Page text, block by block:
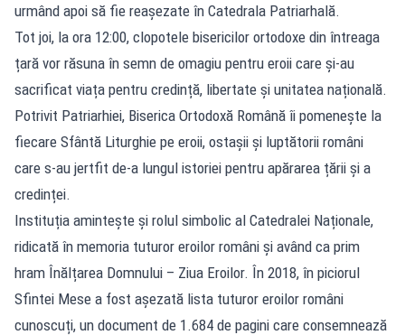
urmând apoi să fie reașezate în Catedrala Patriarhală.
Tot joi, la ora 12:00, clopotele bisericilor ortodoxe din întreaga
țară vor răsuna în semn de omagiu pentru eroii care și-au
sacrificat viața pentru credință, libertate și unitatea națională.
Potrivit Patriarhiei, Biserica Ortodoxă Română îi pomenește la
fiecare Sfântă Liturghie pe eroii, ostașii și luptătorii români
care s-au jertfit de-a lungul istoriei pentru apărarea țării și a
credinței.
Instituția amintește și rolul simbolic al Catedralei Naționale,
ridicată în memoria tuturor eroilor români și având ca prim
hram Înălțarea Domnului – Ziua Eroilor. În 2018, în piciorul
Sfintei Mese a fost așezată lista tuturor eroilor români
cunoscuți, un document de 1.684 de pagini care consemnează